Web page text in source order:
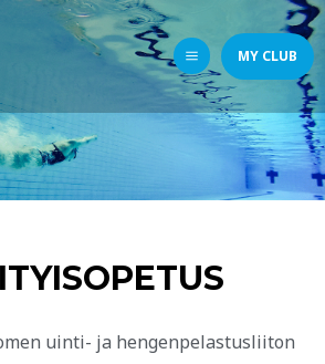
MY CLUB
uinti- ja hengenpelastusliiton